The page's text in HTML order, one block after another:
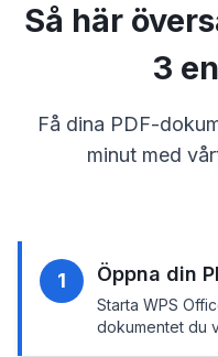
Så här
3
Få dina PDF-
minut med
1 Öppna din
Starta WPS
dokumentet du